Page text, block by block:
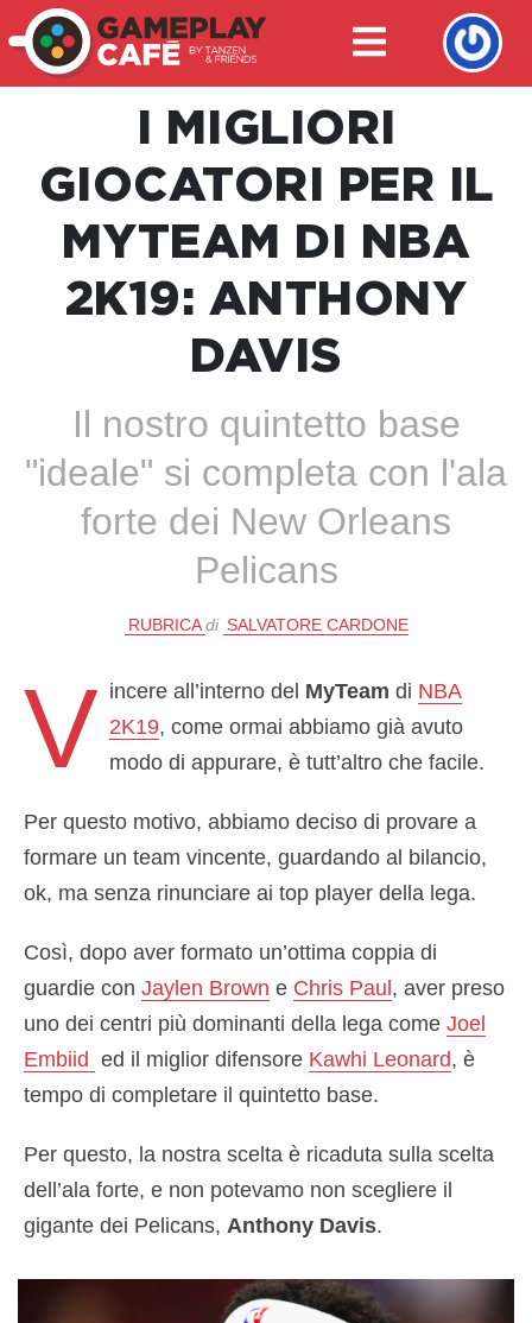
I MIGLIORI
GIOCATORI PER IL
MYTEAM DI NBA
2K19: ANTHONY
DAVIS
Il nostro quintetto base
"ideale" si completa con l'ala
forte dei New Orleans
Pelicans
RUBRICA di SALVATORE CARDONE
V incere all’interno del MyTeam di NBA
2K19, come ormai abbiamo già avuto
modo di appurare, è tutt’altro che facile.
Per questo motivo, abbiamo deciso di provare a
formare un team vincente, guardando al bilancio,
ok, ma senza rinunciare ai top player della lega.
Così, dopo aver formato un’ottima coppia di
guardie con Jaylen Brown e Chris Paul , aver preso
uno dei centri più dominanti della lega come Joel
Embiid ed il miglior difensore Kawhi Leonard, è
tempo di completare il quintetto base.
Per questo, la nostra scelta è ricaduta sulla scelta
dell’ala forte, e non potevamo non scegliere il
gigante dei Pelicans, Anthony Davis.